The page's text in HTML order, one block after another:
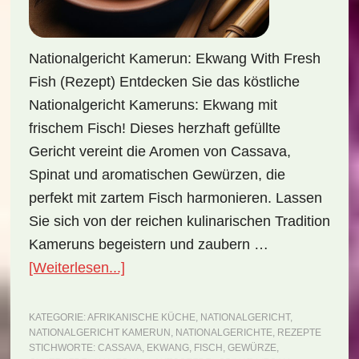
Nationalgericht Kamerun: Ekwang With Fresh
Fish (Rezept) Entdecken Sie das köstliche
Nationalgericht Kameruns: Ekwang mit
frischem Fisch! Dieses herzhaft gefüllte
Gericht vereint die Aromen von Cassava,
Spinat und aromatischen Gewürzen, die
perfekt mit zartem Fisch harmonieren. Lassen
Sie sich von der reichen kulinarischen Tradition
Kameruns begeistern und zaubern …
[Weiterlesen...]ÜberNationalgericht
Ekwang
with
KATEGORIE: AFRIKANISCHE KÜCHE, NATIONALGERICHT,
NATIONALGERICHT KAMERUN , NATIONALGERICHTE, REZEPTE
STICHWORTE: CASSAVA, EKWANG, FISCH , GEWÜRZE,